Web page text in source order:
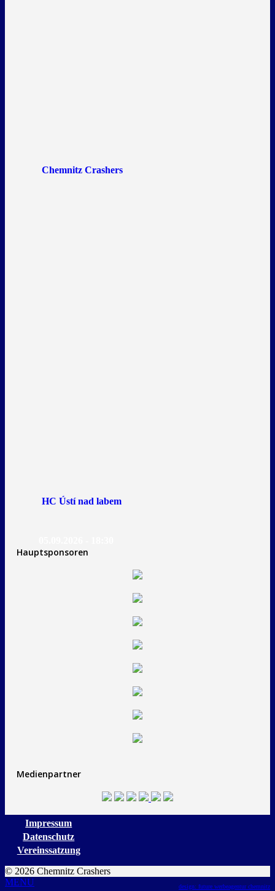
Chemnitz Crashers
HC Ústí nad labem
Hauptsponsoren
Medienpartner
Impressum
Datenschutz
Vereinssatzung
© 2026 Chemnitz Crashers
design: future werbeagentur chemnitz
MENU